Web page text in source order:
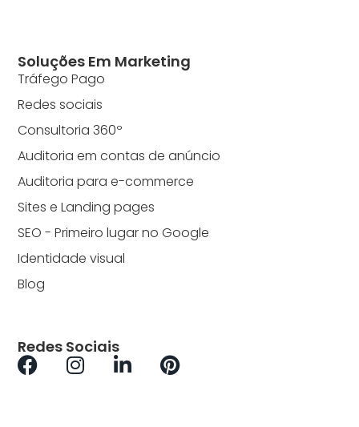
Soluções Em Marketing
Tráfego Pago
Redes sociais
Consultoria 360º
Auditoria em contas de anúncio
Auditoria para e-commerce
Sites e Landing pages
SEO - Primeiro lugar no Google
Identidade visual
Blog
Redes Sociais